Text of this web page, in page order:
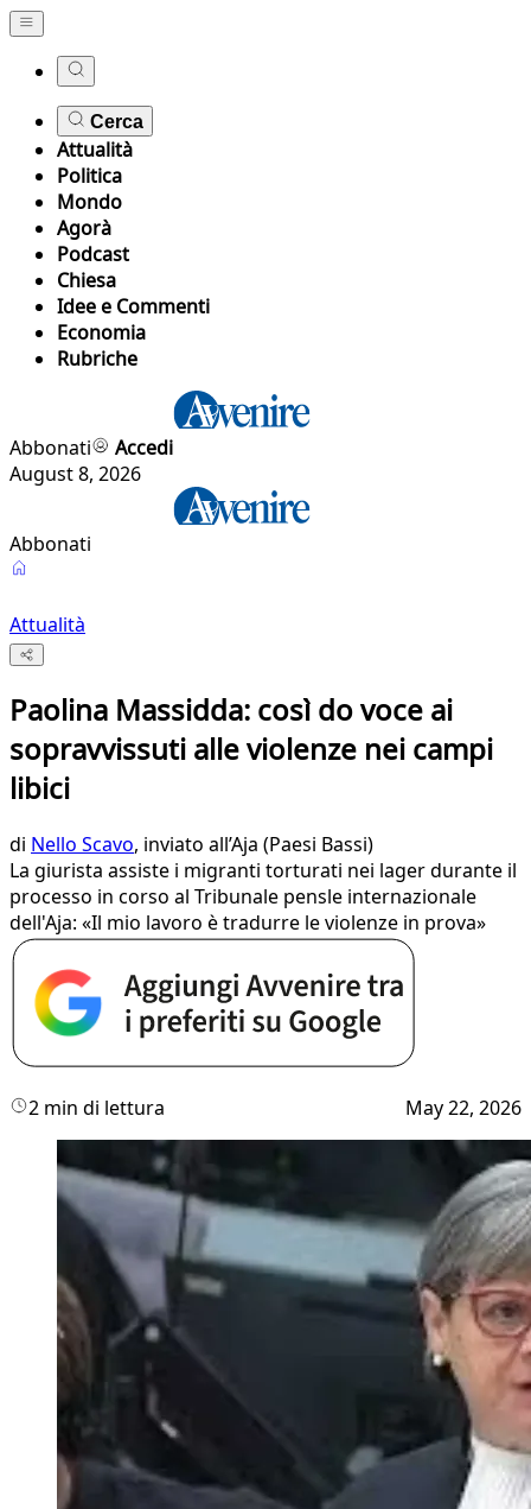
Cerca
Attualità
Politica
Mondo
Agorà
Podcast
Chiesa
Idee e Commenti
Economia
Rubriche
Abbonati
Accedi
August 8, 2026
Abbonati
Attualità
Paolina Massidda: così do voce ai
sopravvissuti alle violenze nei campi
libici
di Nello Scavo, inviato all’Aja (Paesi Bassi)
La giurista assiste i migranti torturati nei lager durante il
processo in corso al Tribunale pensle internazionale
dell'Aja: «Il mio lavoro è tradurre le violenze in prova»
2 min di lettura May 22, 2026